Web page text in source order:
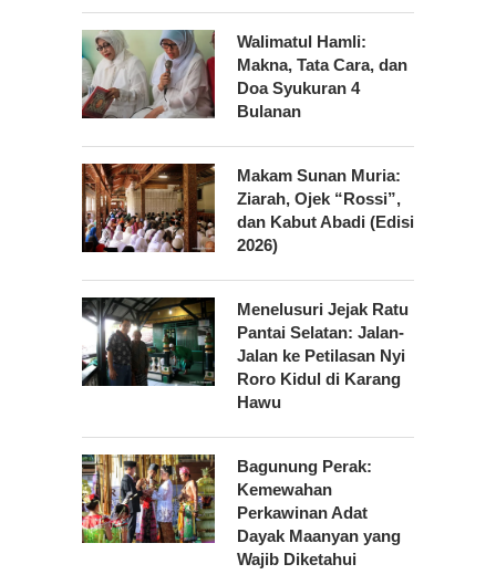
Walimatul Hamli:
Makna, Tata Cara, dan
Doa Syukuran 4
Bulanan
Makam Sunan Muria:
Ziarah, Ojek “Rossi”,
dan Kabut Abadi (Edisi
2026)
Menelusuri Jejak Ratu
Pantai Selatan: Jalan-
Jalan ke Petilasan Nyi
Roro Kidul di Karang
Hawu
Bagunung Perak:
Kemewahan
Perkawinan Adat
Dayak Maanyan yang
Wajib Diketahui